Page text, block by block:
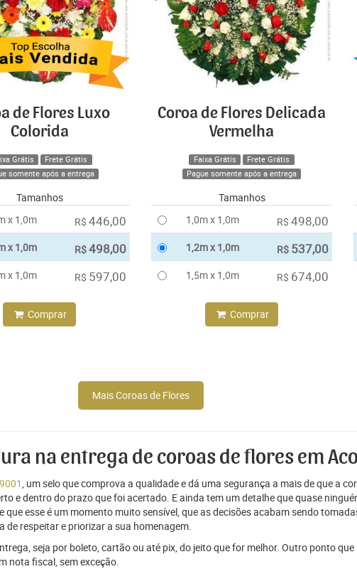
de Flores Luxo
Colorida
Grátis
Frete Grátis
somente após a entrega
Tamanhos
x 1,0m
R$ 446,00
x 1,0m R$498,00
x 1,0m R$ 597,00
Comprar
Coroa de Flores Delicada
Vermelha
Faixa Grátis
Frete Grátis
Pague somente após a entrega
Tamanhos
1,0m x 1,0m
R$ 498,00
1,2m x 1,0m R$ 537,00
1,5m x 1,0m R$ 674,00
Comprar
Mais Coroas de Flores
na entrega de coroas de flores em
, um selo que comprova a qualidade e dá uma segurança a mais de que a
e dentro do prazo que foi acertado. E ainda tem um detalhe que quase
esse é um momento muito sensível, que as decisões acabam sendo
respeitar e priorizar a sua homenagem.
seja por boleto, cartão ou até pix, do jeito que for melhor. Outro ponto que
nota fiscal, sem exceção.